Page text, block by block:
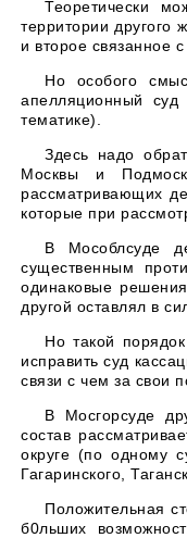
Теоретически
территории другого
и второе связанное с
Но особого
апелляционный
тематике).
Здесь надо
Москвы и
рассматривающих
которые при
В Мособлсуде
существенным
одинаковые
другой оставлял в
Но такой
исправить суд
связи с чем за свои
В Мосгорсуде
состав
округе (по одному
Гагаринского,
Положительная
б0льших